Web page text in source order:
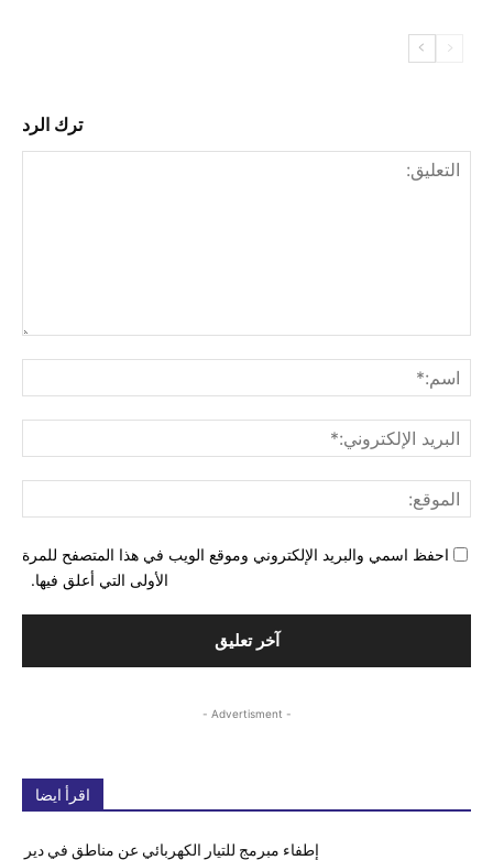
ترك الرد
احفظ اسمي والبريد الإلكتروني وموقع الويب في هذا المتصفح للمرة
الأولى التي أعلق فيها.
- Advertisment -
اقرأ ايضا
إطفاء مبرمج للتيار الكهربائي عن مناطق في دير